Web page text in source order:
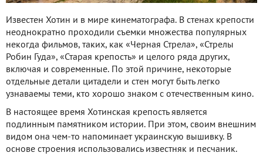
Известен Хотин и в мире кинематографа. В стенах крепости
неоднократно проходили съемки множества популярных
некогда фильмов, таких, как «Черная Стрела», «Стрелы
Робин Гуда», «Старая крепость» и целого ряда других,
включая и современные. По этой причине, некоторые
отдельные детали цитадели и стен могут быть легко
узнаваемы теми, кто хорошо знаком с отечественным кино.
В настоящее время Хотинская крепость является
подлинным памятником истории. При этом, своим внешним
видом она чем-то напоминает украинскую вышивку. В
основе строения использовались известняк и песчаник.